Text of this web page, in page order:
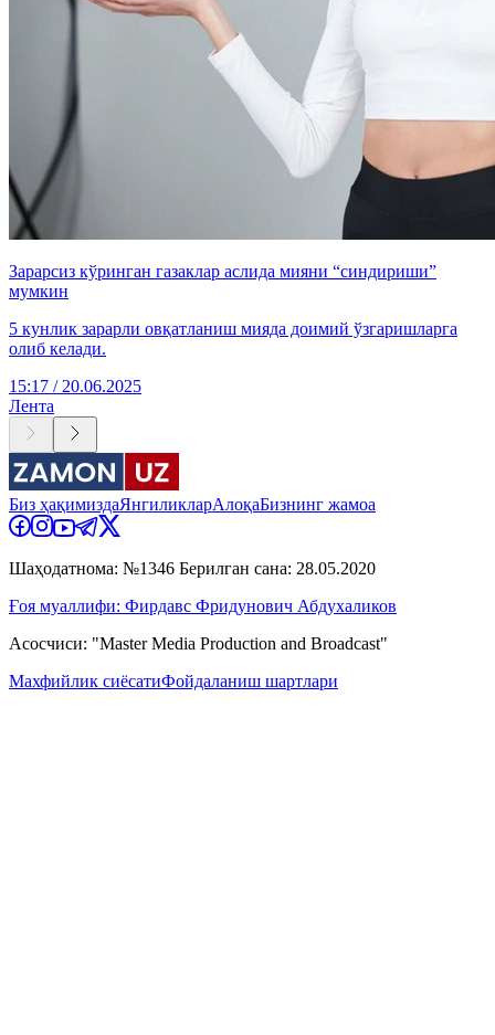
Зарарсиз кўринган газаклар аслида мияни “синдириши”
мумкин
5 кунлик зарарли овқатланиш мияда доимий ўзгаришларга
олиб келади.
15:17 / 20.06.2025
Лента
Биз ҳақимиздаЯнгиликларАлоқаБизнинг жамоа
Шаҳодатнома: №1346 Берилган сана: 28.05.2020
Ғоя муаллифи: Фирдавс Фридунович Абдухаликов
Асосчиси: "Master Media Production and Broadcast"
Махфийлик сиёсатиФойдаланиш шартлари